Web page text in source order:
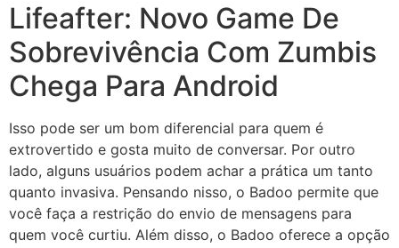
Lifeafter: Novo Game De
Sobrevivência Com Zumbis
Chega Para Android
Isso pode ser um bom diferencial para quem é
extrovertido e gosta muito de conversar. Por outro
lado, alguns usuários podem achar a prática um tanto
quanto invasiva. Pensando nisso, o Badoo permite que
você faça a restrição do envio de mensagens para
quem você curtiu. Além disso, o Badoo oferece a opção